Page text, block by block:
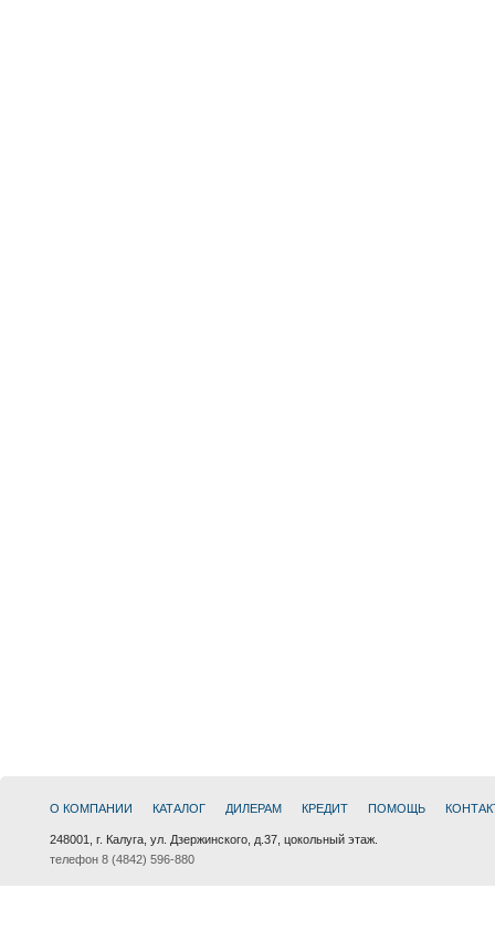
О КОМПАНИИ КАТАЛОГ ДИЛЕРАМ КРЕДИТ ПОМОЩЬ
248001, г. Калуга, ул. Дзержинского, д.37, цокольный этаж.
телефон 8 (4842) 596-880